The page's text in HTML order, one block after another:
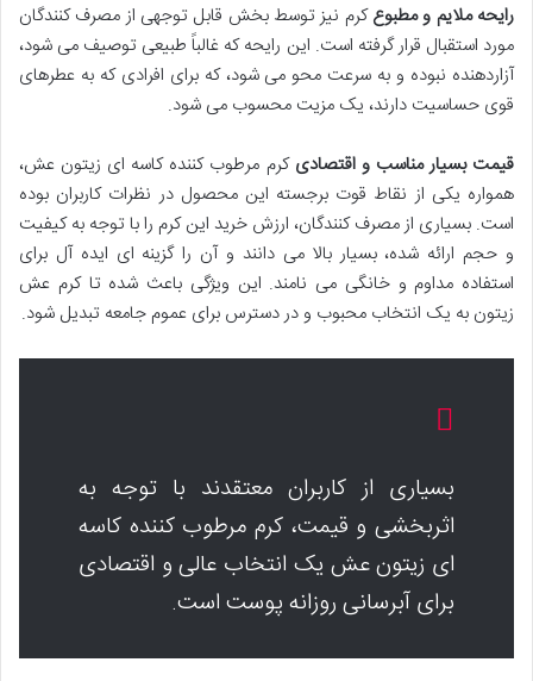
رایحه ملایم و مطبوعکرم نیز توسط بخش قابل توجهی از مصرف کنندگان
مورد استقبال قرار گرفته است. این رایحه که غالباً طبیعی توصیف می شود،
آزاردهنده نبوده و به سرعت محو می شود، که برای افرادی که به عطرهای
قوی حساسیت دارند، یک مزیت محسوب می شود.
قیمت بسیار مناسب و اقتصادی کرم مرطوب کننده کاسه ای زیتون عش،
همواره یکی از نقاط قوت برجسته این محصول در نظرات کاربران بوده
است. بسیاری از مصرف کنندگان، ارزش خرید این کرم را با توجه به کیفیت
و حجم ارائه شده، بسیار بالا می دانند و آن را گزینه ای ایده آل برای
استفاده مداوم و خانگی می نامند. این ویژگی باعث شده تا کرم عش
زیتون به یک انتخاب محبوب و در دسترس برای عموم جامعه تبدیل شود.
بسیاری از کاربران معتقدند با توجه به
اثربخشی و قیمت، کرم مرطوب کننده کاسه
ای زیتون عش یک انتخاب عالی و اقتصادی
برای آبرسانی روزانه پوست است.